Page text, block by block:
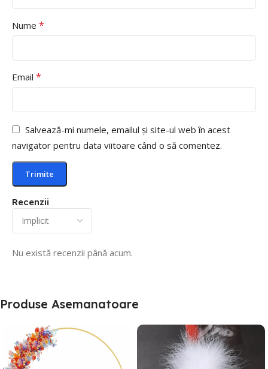
Recenzii
Nu există recenzii până acum.
Nume *
Email *
Salvează-mi numele, emailul și site-ul web în acest
navigator pentru data viitoare când o să comentez.
Produse Asemanatoare